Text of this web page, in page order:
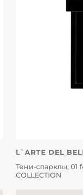
L`ARTE DEL
Тени-спарклы, 01
COLLECTION